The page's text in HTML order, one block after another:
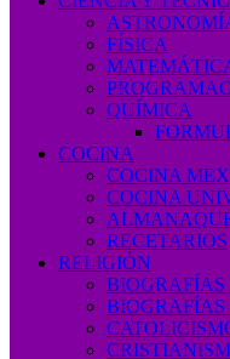
FÍSICA
QUÍMICA
COCINA
COCINA
COCINA
RECETARIOS
RELIGIÓN
BIOGRAFÍAS